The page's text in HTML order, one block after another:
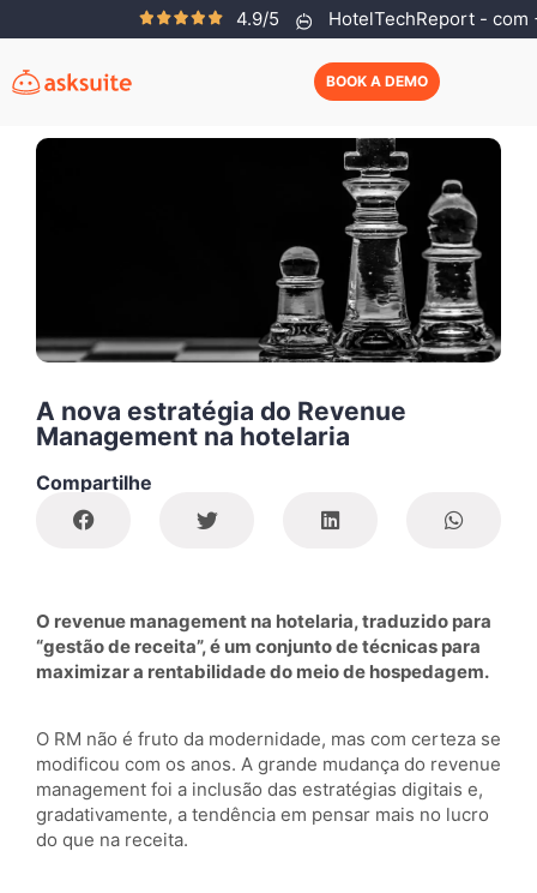
4.9/5 HotelTechReport - com
BOOK A DEMO
Agosto 5, 2019
A nova estratégia do Revenue
Management na hotelaria
Compartilhe
O revenue management na hotelaria, traduzido para
“gestão de receita”, é um conjunto de técnicas para
maximizar a rentabilidade do meio de hospedagem.
O RM não é fruto da modernidade, mas com certeza se
modificou com os anos. A grande mudança do revenue
management foi a inclusão das estratégias digitais e,
gradativamente, a tendência em pensar mais no lucro
do que na receita.